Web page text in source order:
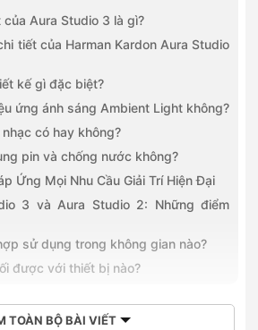
Aura Studio 3 là gì?
tiết của Harman Kardon Aura Studio
kế gì đặc biệt?
ứng ánh sáng Ambient Light không?
có hay không?
pin và chống nước không?
Ứng Mọi Nhu Cầu Giải Trí Hiện Đại
3 và Aura Studio 2: Những điểm
sử dụng trong không gian nào?
được với thiết bị nào?
TOÀN BỘ BÀI VIẾT